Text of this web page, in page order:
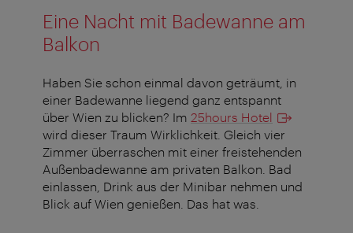
Eine Nacht mit Badewanne am
Balkon
Haben Sie schon einmal davon geträumt, in
einer Badewanne liegend ganz entspannt
über Wien zu blicken? Im 25hours Hotel
wird dieser Traum Wirklichkeit. Gleich vier
Zimmer überraschen mit einer freistehenden
Außenbadewanne am privaten Balkon. Bad
einlassen, Drink aus der Minibar nehmen und
Blick auf Wien genießen. Das hat was.